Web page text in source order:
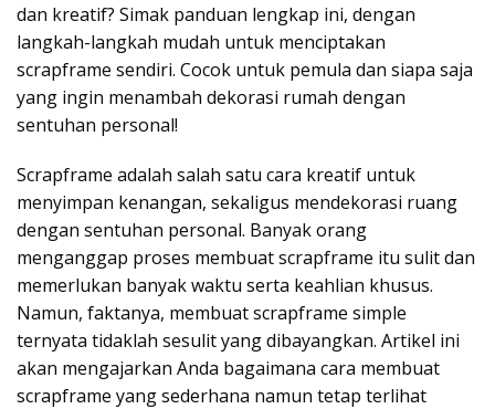
dan kreatif? Simak panduan lengkap ini, dengan
langkah-langkah mudah untuk menciptakan
scrapframe sendiri. Cocok untuk pemula dan siapa saja
yang ingin menambah dekorasi rumah dengan
sentuhan personal!
Scrapframe adalah salah satu cara kreatif untuk
menyimpan kenangan, sekaligus mendekorasi ruang
dengan sentuhan personal. Banyak orang
menganggap proses membuat scrapframe itu sulit dan
memerlukan banyak waktu serta keahlian khusus.
Namun, faktanya, membuat scrapframe simple
ternyata tidaklah sesulit yang dibayangkan. Artikel ini
akan mengajarkan Anda bagaimana cara membuat
scrapframe yang sederhana namun tetap terlihat